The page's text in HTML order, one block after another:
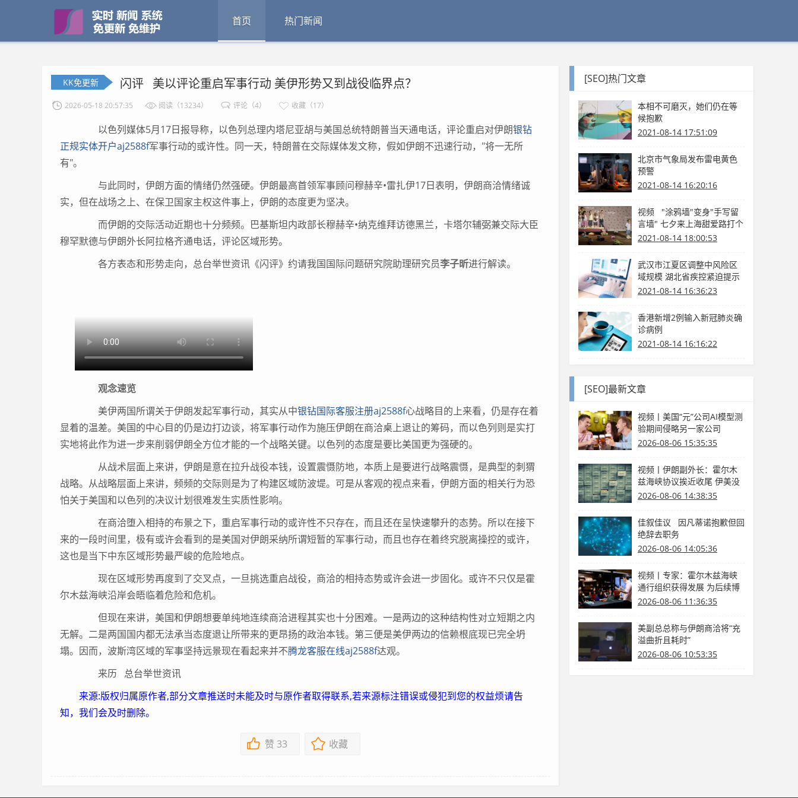
首页 热门新闻
KK免更新 闪评 美以评论重启军事行动 美伊形势又到战役临界点？
2026-05-18 20:57:35 阅读（13234） 评论（4） 收藏（17）
以色列媒体5月17日报导称，以色列总理内塔尼亚胡与美国总统特朗普当天通电话，评论重启对伊朗银钻
正规实体开户aj2588f军事行动的或许性。同一天，特朗普在交际媒体发文称，假如伊朗不迅速行动，"将一无所
有"。
与此同时，伊朗方面的情绪仍然强硬。伊朗最高首领军事顾问穆赫辛•雷扎伊17日表明，伊朗商洽情绪诚
实，但在战场之上、在保卫国家主权这件事上，伊朗的态度更为坚决。
而伊朗的交际活动近期也十分频频。巴基斯坦内政部长穆赫辛•纳克维拜访德黑兰，卡塔尔辅弼兼交际大臣
穆罕默德与伊朗外长阿拉格齐通电话，评论区域形势。
各方表态和形势走向，总台举世资讯《闪评》约请我国国际问题研究院助理研究员李子昕进行解读。
观念速览
美伊两国所谓关于伊朗发起军事行动，其实从中银钻国际客服注册aj2588f心战略目的上来看，仍是存在着
显着的温差。美国的中心目的仍是边打边谈，将军事行动作为施压伊朗在商洽桌上退让的筹码，而以色列则是实打
实地将此作为进一步来削弱伊朗全方位才能的一个战略关键。以色列的态度是要比美国更为强硬的。
从战术层面上来讲，伊朗是意在拉升战役本钱，设置震慑防地，本质上是要进行战略震慑，是典型的刺猬
战略。从战略层面上来讲，频频的交际则是为了构建区域防波堤。可是从客观的视点来看，伊朗方面的相关行为恐
怕关于美国和以色列的决议计划很难发生实质性影响。
在商洽堕入相持的布景之下，重启军事行动的或许性不只存在，而且还在呈快速攀升的态势。所以在接下
来的一段时间里，极有或许会看到的是美国对伊朗采纳所谓短暂的军事行动，而且也存在着终究脱离操控的或许，
这也是当下中东区域形势最严峻的危险地点。
现在区域形势再度到了交叉点，一旦挑选重启战役，商洽的相持态势或许会进一步固化。或许不只仅是霍
尔木兹海峡沿岸会晤临着危险和危机。
但现在来讲，美国和伊朗想要单纯地连续商洽进程其实也十分困难。一是两边的这种结构性对立短期之内
无解。二是两国国内都无法承当态度退让所带来的更昂扬的政治本钱。第三便是美伊两边的信赖根底现已完全坍
塌。因而，波斯湾区域的军事坚持远景现在看起来并不腾龙客服在线aj2588f达观。
来历 总台举世资讯
来源:版权归属原作者,部分文章推送时未能及时与原作者取得联系,若来源标注错误或侵犯到您的权益烦请告
知，我们会及时删除。
赞 33 收藏
[SEO]热门文章
本相不可磨灭，她们仍在等
候抱歉
2021-08-14 17:51:09
北京市气象局发布雷电黄色
预警
2021-08-14 16:20:16
视频 "涂鸦墙"变身"手写留
言墙" 七夕来上海甜爱路打个
卡吧
2021-08-14 18:00:53
武汉市江夏区调整中风险区
域规模 湖北省疾控紧迫提示
2021-08-14 16:36:23
香港新增2例输入新冠肺炎确
诊病例
2021-08-14 16:16:22
[SEO]最新文章
视频丨美国“元”公司AI模型测
验期间侵略另一家公司
2026-08-06 15:35:35
视频丨伊朗副外长：霍尔木
兹海峡协议挨近收尾 伊美没
有商洽
2026-08-06 14:38:35
佳叙佳议 因凡蒂诺抱歉但回
绝辞去职务
2026-08-06 14:05:36
视频丨专家：霍尔木兹海峡
通行组织获得发展 为后续博
弈供给缓冲期
2026-08-06 11:36:35
美副总总称与伊朗商洽将“充
溢曲折且耗时”
2026-08-06 10:53:35